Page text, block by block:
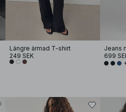
Längre ärmad T-shirt
249 SEK
Jeans
699